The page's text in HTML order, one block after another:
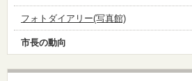
フォトダイアリー(写真館)
市長の動向